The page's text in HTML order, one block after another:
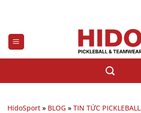
dung
HidoSport » BLOG » TIN TỨC PICKLEBALL